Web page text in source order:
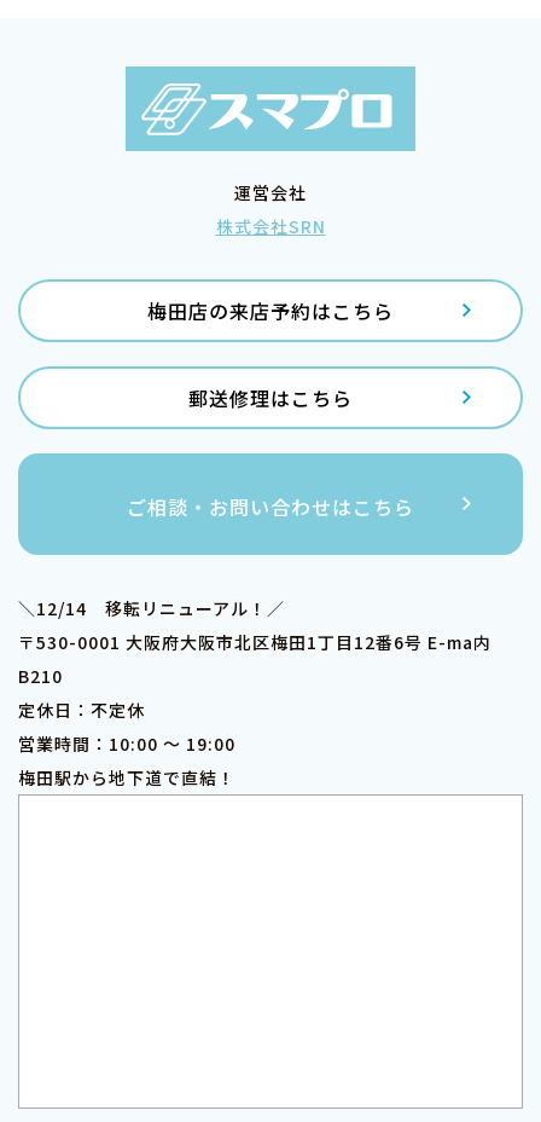
運営会社
株式会社SRN
梅田店の来店予約はこちら
郵送修理はこちら
ご相談・お問い合わせはこちら
＼12/14 移転リニューアル！／
〒530-0001 大阪府大阪市北区梅田1丁目12番6号 E-ma内
B210
定休日：不定休
営業時間：10:00 ～ 19:00
梅田駅から地下道で直結！